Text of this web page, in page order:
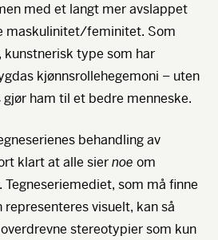
med et langt mer avslappet
maskulinitet/feminitet. Som
kunstnerisk type som har
kjønnsrollehegemoni – uten
ham til et bedre menneske.
behandling av
klart at alle siernoe om
som må finne
visuelt, kan så
stereotypier som kun